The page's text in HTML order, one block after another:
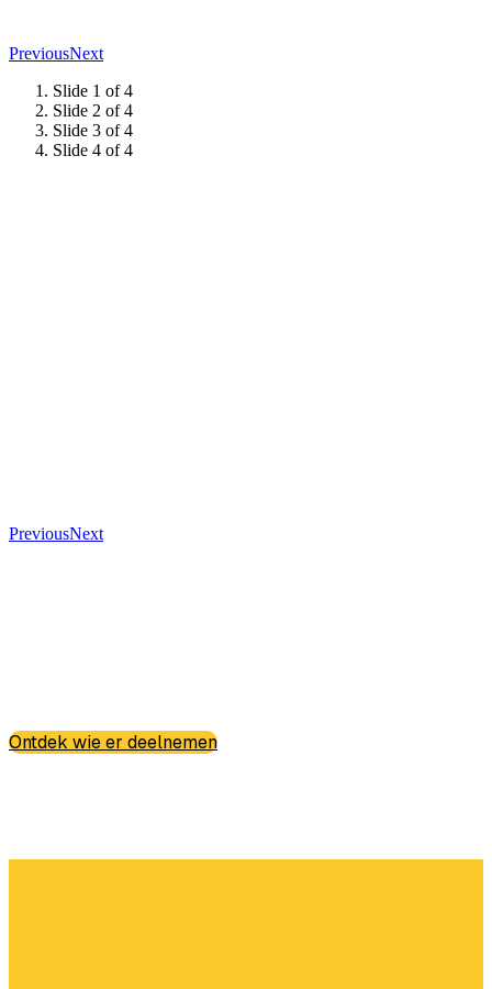
PreviousNext
Slide 1 of 4
Slide 2 of 4
Slide 3 of 4
Slide 4 of 4
PreviousNext
Ontdek wie er deelnemen